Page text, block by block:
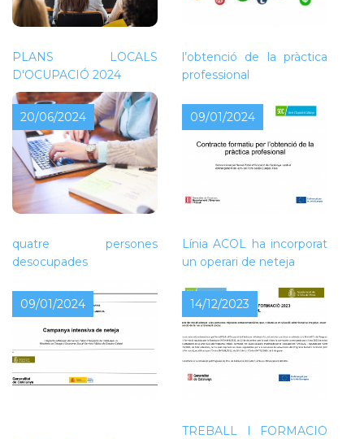
20/06/2024
PLANS LOCALS
D'OCUPACIÓ 2024
09/01/2024
l’obtenció de la pràctica
professional
09/01/2024
L’Ajuntament de Piera ha
rebut una subvenció que
quatre persones
desocupades
14/12/2023
dins de la convocatòria
Línia ACOL ha incorporat
un operari de neteja
TREBALL I FORMACIÓ